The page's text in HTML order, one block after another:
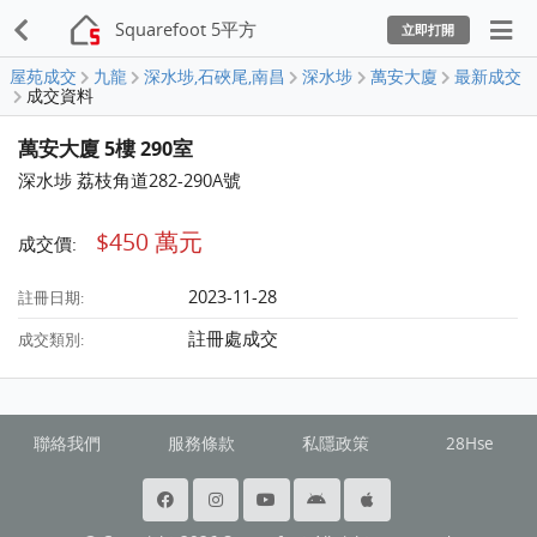
Squarefoot 5平方 立即打開
屋苑成交 九龍 深水埗,石硤尾,南昌 深水埗 萬安大廈
最新成交
成交資料
萬安大廈 5樓 290室
深水埗 荔枝角道282-290A號
成交價: $450 萬元
註冊日期: 2023-11-28
成交類別: 註冊處成交
聯絡我們 服務條款 私隱政策 28Hse